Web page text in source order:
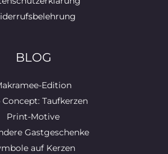
BLOG
Edition
Concept: Taufkerzen
Print-Motive
Gastgeschenke
auf Kerzen